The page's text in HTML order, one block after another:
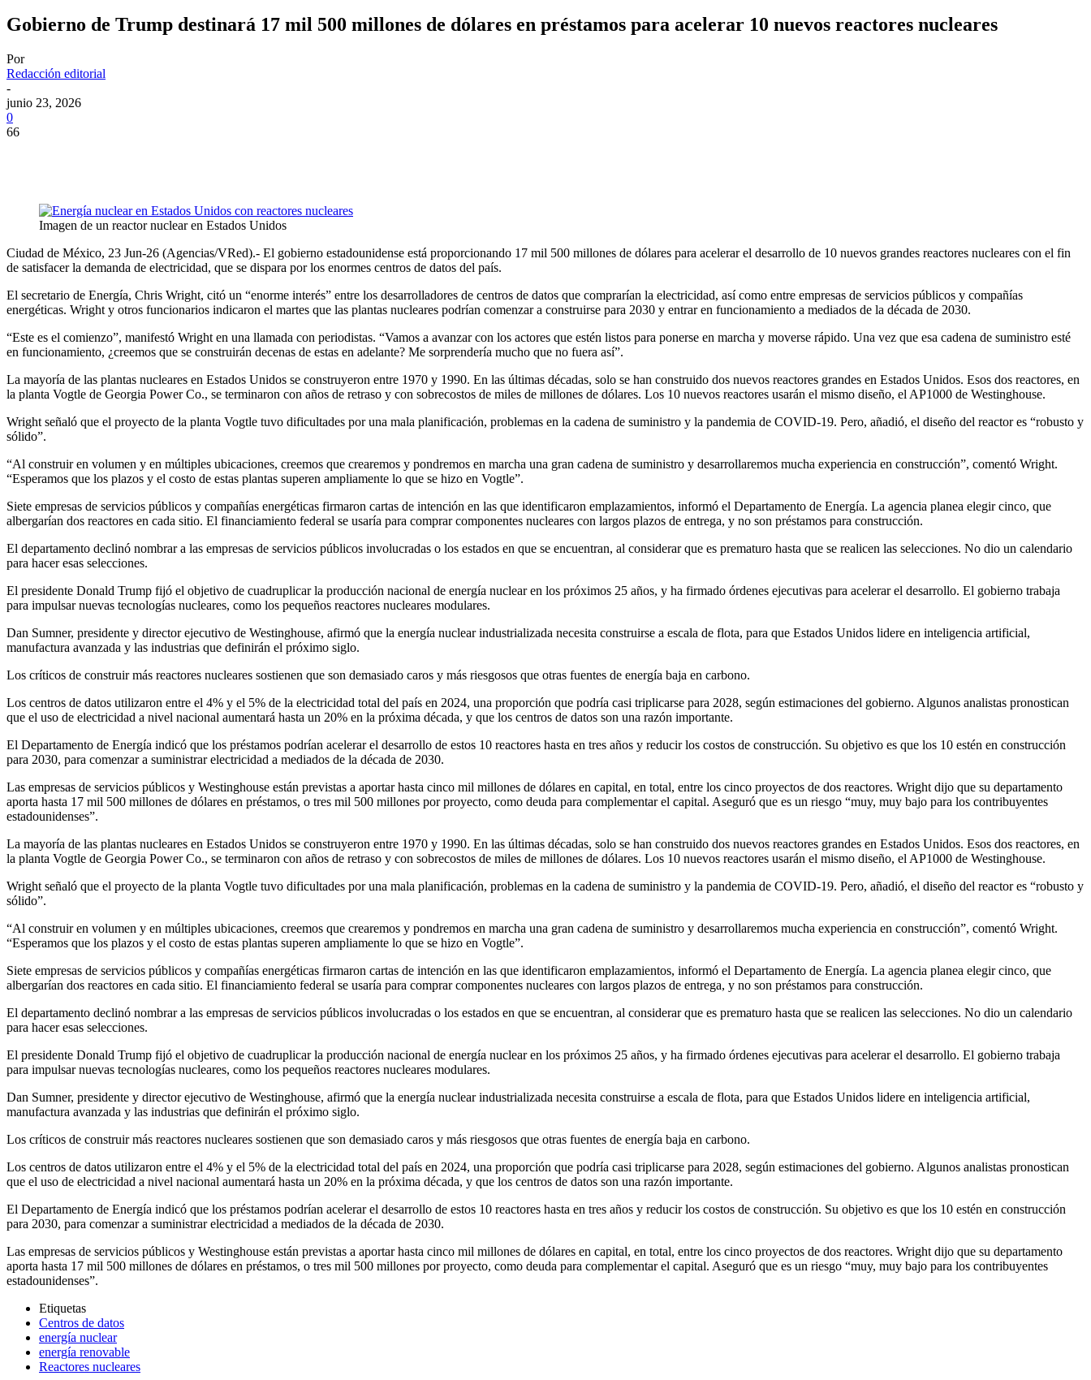
Gobierno de Trump destinará 17 mil 500 millones de dólares en préstamos para acelerar 10 nuevos reactores nucleares
Por
Redacción editorial
-
junio 23, 2026
0
66
Imagen de un reactor nuclear en Estados Unidos
Ciudad de México, 23 Jun-26 (Agencias/VRed).- El gobierno estadounidense está proporcionando 17 mil 500 millones de dólares para acelerar el desarrollo de 10 nuevos grandes reactores nucleares con el fin
de satisfacer la demanda de electricidad, que se dispara por los enormes centros de datos del país.
El secretario de Energía, Chris Wright, citó un “enorme interés” entre los desarrolladores de centros de datos que comprarían la electricidad, así como entre empresas de servicios públicos y compañías
energéticas. Wright y otros funcionarios indicaron el martes que las plantas nucleares podrían comenzar a construirse para 2030 y entrar en funcionamiento a mediados de la década de 2030.
“Este es el comienzo”, manifestó Wright en una llamada con periodistas. “Vamos a avanzar con los actores que estén listos para ponerse en marcha y moverse rápido. Una vez que esa cadena de suministro esté
en funcionamiento, ¿creemos que se construirán decenas de estas en adelante? Me sorprendería mucho que no fuera así”.
La mayoría de las plantas nucleares en Estados Unidos se construyeron entre 1970 y 1990. En las últimas décadas, solo se han construido dos nuevos reactores grandes en Estados Unidos. Esos dos reactores, en
la planta Vogtle de Georgia Power Co., se terminaron con años de retraso y con sobrecostos de miles de millones de dólares. Los 10 nuevos reactores usarán el mismo diseño, el AP1000 de Westinghouse.
Wright señaló que el proyecto de la planta Vogtle tuvo dificultades por una mala planificación, problemas en la cadena de suministro y la pandemia de COVID-19. Pero, añadió, el diseño del reactor es “robusto y
sólido”.
“Al construir en volumen y en múltiples ubicaciones, creemos que crearemos y pondremos en marcha una gran cadena de suministro y desarrollaremos mucha experiencia en construcción”, comentó Wright.
“Esperamos que los plazos y el costo de estas plantas superen ampliamente lo que se hizo en Vogtle”.
Siete empresas de servicios públicos y compañías energéticas firmaron cartas de intención en las que identificaron emplazamientos, informó el Departamento de Energía. La agencia planea elegir cinco, que
albergarían dos reactores en cada sitio. El financiamiento federal se usaría para comprar componentes nucleares con largos plazos de entrega, y no son préstamos para construcción.
El departamento declinó nombrar a las empresas de servicios públicos involucradas o los estados en que se encuentran, al considerar que es prematuro hasta que se realicen las selecciones. No dio un calendario
para hacer esas selecciones.
El presidente Donald Trump fijó el objetivo de cuadruplicar la producción nacional de energía nuclear en los próximos 25 años, y ha firmado órdenes ejecutivas para acelerar el desarrollo. El gobierno trabaja
para impulsar nuevas tecnologías nucleares, como los pequeños reactores nucleares modulares.
Dan Sumner, presidente y director ejecutivo de Westinghouse, afirmó que la energía nuclear industrializada necesita construirse a escala de flota, para que Estados Unidos lidere en inteligencia artificial,
manufactura avanzada y las industrias que definirán el próximo siglo.
Los críticos de construir más reactores nucleares sostienen que son demasiado caros y más riesgosos que otras fuentes de energía baja en carbono.
Los centros de datos utilizaron entre el 4% y el 5% de la electricidad total del país en 2024, una proporción que podría casi triplicarse para 2028, según estimaciones del gobierno. Algunos analistas pronostican
que el uso de electricidad a nivel nacional aumentará hasta un 20% en la próxima década, y que los centros de datos son una razón importante.
El Departamento de Energía indicó que los préstamos podrían acelerar el desarrollo de estos 10 reactores hasta en tres años y reducir los costos de construcción. Su objetivo es que los 10 estén en construcción
para 2030, para comenzar a suministrar electricidad a mediados de la década de 2030.
Las empresas de servicios públicos y Westinghouse están previstas a aportar hasta cinco mil millones de dólares en capital, en total, entre los cinco proyectos de dos reactores. Wright dijo que su departamento
aporta hasta 17 mil 500 millones de dólares en préstamos, o tres mil 500 millones por proyecto, como deuda para complementar el capital. Aseguró que es un riesgo “muy, muy bajo para los contribuyentes
estadounidenses”.
La mayoría de las plantas nucleares en Estados Unidos se construyeron entre 1970 y 1990. En las últimas décadas, solo se han construido dos nuevos reactores grandes en Estados Unidos. Esos dos reactores, en
la planta Vogtle de Georgia Power Co., se terminaron con años de retraso y con sobrecostos de miles de millones de dólares. Los 10 nuevos reactores usarán el mismo diseño, el AP1000 de Westinghouse.
Wright señaló que el proyecto de la planta Vogtle tuvo dificultades por una mala planificación, problemas en la cadena de suministro y la pandemia de COVID-19. Pero, añadió, el diseño del reactor es “robusto y
sólido”.
“Al construir en volumen y en múltiples ubicaciones, creemos que crearemos y pondremos en marcha una gran cadena de suministro y desarrollaremos mucha experiencia en construcción”, comentó Wright.
“Esperamos que los plazos y el costo de estas plantas superen ampliamente lo que se hizo en Vogtle”.
Siete empresas de servicios públicos y compañías energéticas firmaron cartas de intención en las que identificaron emplazamientos, informó el Departamento de Energía. La agencia planea elegir cinco, que
albergarían dos reactores en cada sitio. El financiamiento federal se usaría para comprar componentes nucleares con largos plazos de entrega, y no son préstamos para construcción.
El departamento declinó nombrar a las empresas de servicios públicos involucradas o los estados en que se encuentran, al considerar que es prematuro hasta que se realicen las selecciones. No dio un calendario
para hacer esas selecciones.
El presidente Donald Trump fijó el objetivo de cuadruplicar la producción nacional de energía nuclear en los próximos 25 años, y ha firmado órdenes ejecutivas para acelerar el desarrollo. El gobierno trabaja
para impulsar nuevas tecnologías nucleares, como los pequeños reactores nucleares modulares.
Dan Sumner, presidente y director ejecutivo de Westinghouse, afirmó que la energía nuclear industrializada necesita construirse a escala de flota, para que Estados Unidos lidere en inteligencia artificial,
manufactura avanzada y las industrias que definirán el próximo siglo.
Los críticos de construir más reactores nucleares sostienen que son demasiado caros y más riesgosos que otras fuentes de energía baja en carbono.
Los centros de datos utilizaron entre el 4% y el 5% de la electricidad total del país en 2024, una proporción que podría casi triplicarse para 2028, según estimaciones del gobierno. Algunos analistas pronostican
que el uso de electricidad a nivel nacional aumentará hasta un 20% en la próxima década, y que los centros de datos son una razón importante.
El Departamento de Energía indicó que los préstamos podrían acelerar el desarrollo de estos 10 reactores hasta en tres años y reducir los costos de construcción. Su objetivo es que los 10 estén en construcción
para 2030, para comenzar a suministrar electricidad a mediados de la década de 2030.
Las empresas de servicios públicos y Westinghouse están previstas a aportar hasta cinco mil millones de dólares en capital, en total, entre los cinco proyectos de dos reactores. Wright dijo que su departamento
aporta hasta 17 mil 500 millones de dólares en préstamos, o tres mil 500 millones por proyecto, como deuda para complementar el capital. Aseguró que es un riesgo “muy, muy bajo para los contribuyentes
estadounidenses”.
Etiquetas
Centros de datos
energía nuclear
energía renovable
Reactores nucleares